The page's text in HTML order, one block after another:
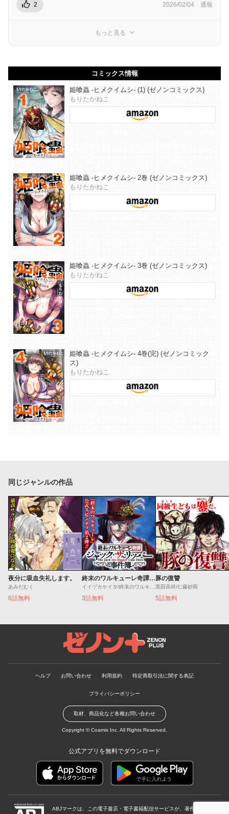
2 2026/02/04 通報
もっと見る
コミックス情報
姫喰蟲 -ヒメクイムシ- (1) (ゼノンコミックス)
もりたかねこ
姫喰蟲 -ヒメクイムシ- 2巻 (ゼノンコミックス)
もりたかねこ
姫喰蟲 -ヒメクイムシ- 3巻 (ゼノンコミックス)
もりたかねこ
姫喰蟲 -ヒメクイムシ- 4巻(完) (ゼノンコミック
ス)
もりたかねこ
同じジャンルの作品
夜分に吸血失礼します。
あみだむく
6話無料
終末のワルキューレ奇譚 ジャック・ザ・リッパーの事件簿
3話無料
豚の復讐
黒田高祥/仁藤砂雨
5話無料
ゼノンプラス
ヘルプ お問い合わせ 利用規約 特定商取引法に関する表記
プライバシーポリシー
取材、商品化など各種お問い合わせ
Copyright ©Coamix Inc. All Rights Reserved.
公式アプリを無料でダウンロード
ABJマークは、この電子書店・電子書籍配信サービスが、著作権者から